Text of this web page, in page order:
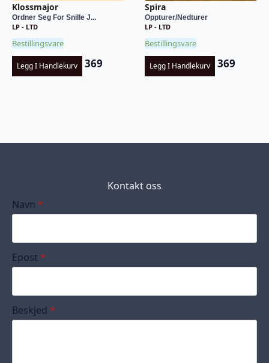
Klossmajor
Ordner Seg For Snille J...
LP - LTD
Bestillingsvare
Legg I Handlekurv 369
Spira
Oppturer/Nedturer
LP - LTD
Bestillingsvare
Legg I Handlekurv 369
Kontakt oss
Navn *
Epost *
Beskjed *